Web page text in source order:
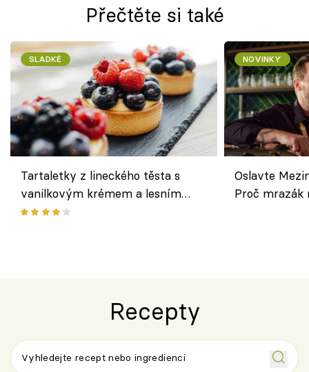
Přečtěte si také
SLADKÉ
Tartaletky z lineckého těsta s
vanilkovým krémem a lesním
ovocem podle Bread Society
NOVINKY
Oslavte
Proč
Recepty